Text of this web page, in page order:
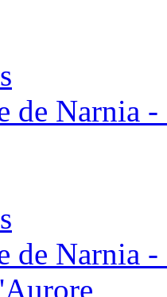
de Narnia
de Narnia